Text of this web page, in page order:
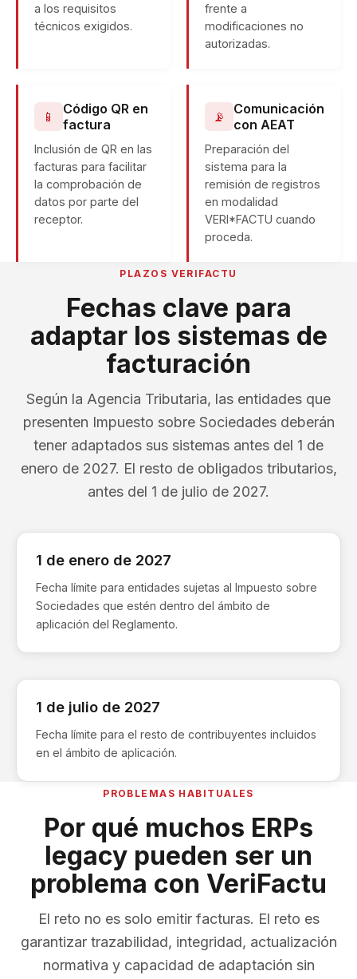
a los requisitos
técnicos exigidos.
frente a
modificaciones no
autorizadas.
📱
Código QR en
factura
Inclusión de QR en las
facturas para facilitar
la comprobación de
datos por parte del
receptor.
📡
Comunicación
con AEAT
Preparación del
sistema para la
remisión de registros
en modalidad
VERI*FACTU cuando
proceda.
PLAZOS VERIFACTU
Fechas clave para
adaptar los sistemas de
facturación
Según la Agencia Tributaria, las entidades que
presenten Impuesto sobre Sociedades deberán
tener adaptados sus sistemas antes del 1 de
enero de 2027. El resto de obligados tributarios,
antes del 1 de julio de 2027.
1 de enero de 2027
Fecha límite para entidades sujetas al Impuesto sobre
Sociedades que estén dentro del ámbito de
aplicación del Reglamento.
1 de julio de 2027
Fecha límite para el resto de contribuyentes incluidos
en el ámbito de aplicación.
PROBLEMAS HABITUALES
Por qué muchos ERPs
legacy pueden ser un
problema con VeriFactu
El reto no es solo emitir facturas. El reto es
garantizar trazabilidad, integridad, actualización
normativa y capacidad de adaptación sin